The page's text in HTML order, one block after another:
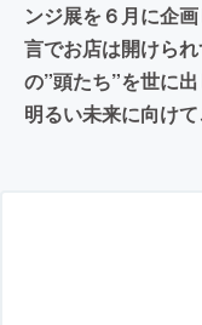
ンジ展を６月に企
言でお店は開けら
の”頭たち”を世に
明るい未来に向け